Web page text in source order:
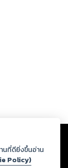
ละเมิดสิทธิใน
ธรรม ดังนั้น ผู้อ่าน
ะหากท่านพบว่าส่วน
นที่ดียิ่งขึ้นอ่าน
Policy)